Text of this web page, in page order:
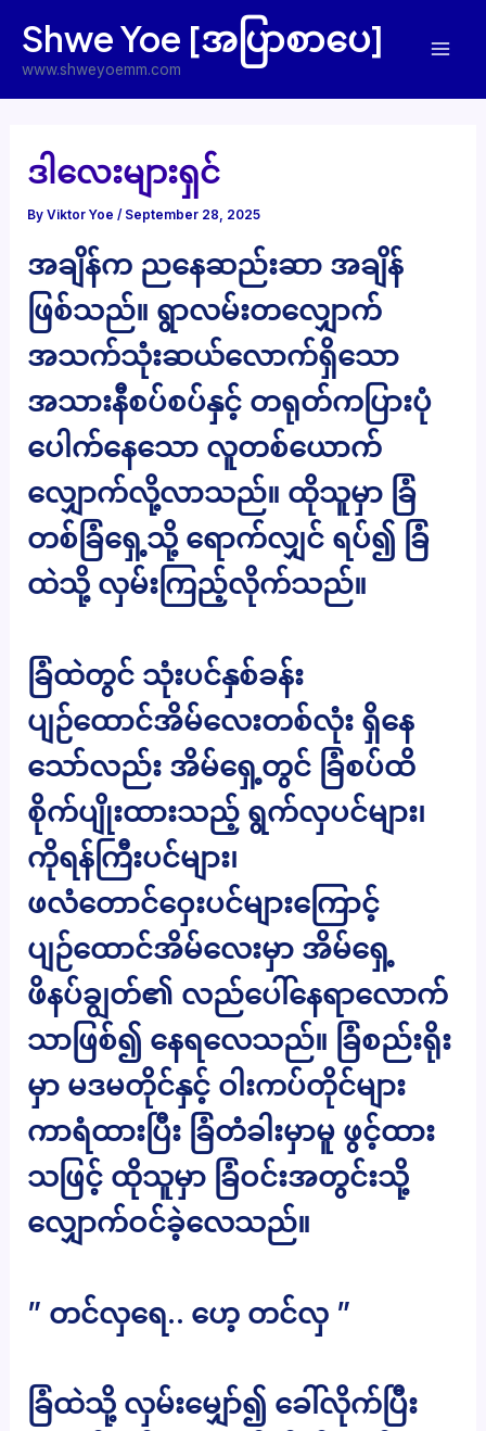
content
Shwe Yoe [အပြာစာပေ]
www.shweyoemm.com
ဒါလေးများရှင်
ByViktor Yoe/ September 28, 2025
အချိန်က ညနေဆည်းဆာ အချိန်
ဖြစ်သည်။ ရွာလမ်းတလျှောက်
အသက်သုံးဆယ်လောက်ရှိသော
အသားနီစပ်စပ်နှင့် တရုတ်ကပြားပုံ
ပေါက်နေသော လူတစ်ယောက်
လျှောက်လို့လာသည်။ ထိုသူမှာ ခြံ
တစ်ခြံရှေ့သို့ ရောက်လျှင် ရပ်၍ ခြံ
ထဲသို့ လှမ်းကြည့်လိုက်သည်။
ခြံထဲတွင် သုံးပင်နှစ်ခန်း
ပျဉ်ထောင်အိမ်လေးတစ်လုံး ရှိနေ
သော်လည်း အိမ်ရှေ့တွင် ခြံစပ်ထိ
စိုက်ပျိုးထားသည့် ရွက်လှပင်များ၊
ကိုရန်ကြီးပင်များ၊
ဖလံတောင်ဝှေးပင်များကြောင့်
ပျဉ်ထောင်အိမ်လေးမှာ အိမ်ရှေ့
ဖိနပ်ချွတ်၏ လည်ပေါ်နေရာလောက်
သာဖြစ်၍ နေရလေသည်။ ခြံစည်းရိုး
မှာ မဒမတိုင်နှင့် ဝါးကပ်တိုင်များ
ကာရံထားပြီး ခြံတံခါးမှာမူ ဖွင့်ထား
သဖြင့် ထိုသူမှာ ခြံဝင်းအတွင်းသို့
လျှောက်ဝင်ခဲ့လေသည်။
” တင်လှရေ.. ဟေ့ တင်လှ ”
ခြံထဲသို့ လှမ်းမျှော်၍ ခေါ်လိုက်ပြီး